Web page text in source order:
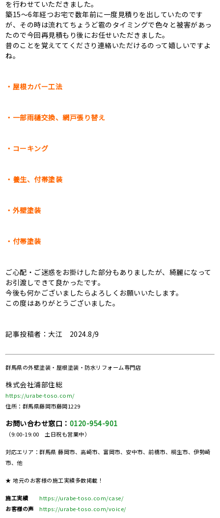
を行わせていただきました。
築15～6年経つお宅で数年前に一度見積りを出していたのです
が、その時は流れてちょうど雹のタイミングで色々と被害があっ
たので今回再見積もり後にお任せいただきました。
昔のことを覚えててくださり連絡いただけるのって嬉しいですよ
ね。
・屋根カバー工法
・一部雨樋交換、網戸張り替え
・コーキング
・養生、付帯塗装
・外壁塗装
・付帯塗装
ご心配・ご迷惑をお掛けした部分もありましたが、綺麗になって
お引渡しできて良かったです。
今後も何かございましたらよろしくお願いいたします。
この度はありがとうございました。
記事投稿者：大江 2024.8/9
群馬県の外壁塗装・屋根塗装・防水リフォーム専門店
株式会社浦部住総
https://urabe-toso.com/
住所：群馬県藤岡市藤岡1229
お問い合わせ窓口： 0120-954-901
（9:00-19:00 土日祝も営業中）
対応エリア：群馬県 藤岡市、高崎市、富岡市、安中市、前橋市、桐生市、伊勢崎
市、他
★ 地元のお客様の施工実績多数掲載！
施工実績
https://urabe-toso.com/case/
お客様の声
https://urabe-toso.com/voice/